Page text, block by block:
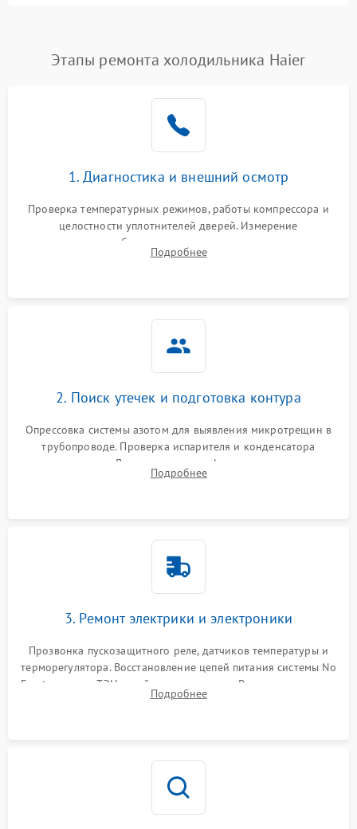
Поломка системы No Frost 2600 ₽ Подробнее →
работе
2000 ₽ Подробнее →
1000 ₽
1800 ₽
Этапы ремонта холодильника Haier
1. Диагностика и внешний осмотр
Проверка температурных режимов, работы компрессора и
целостности уплотнителей дверей. Измерение
сопротивления обмоток мотора, проверка термостата и
считывание кодов ошибок с электронного дисплея.
Подробнее
2. Поиск утечек и подготовка контура
Опрессовка системы азотом для выявления микротрещин в
трубопроводе. Проверка испарителя и конденсатора
течеискателем. Демонтаж старого фильтра-осушителя и
продувка капиллярной трубки для устранения засоров.
Подробнее
3. Ремонт электрики и электроники
Прозвонка пускозащитного реле, датчиков температуры и
терморегулятора. Восстановление цепей питания системы No
Frost, включая ТЭН оттайки и вентилятор. Ремонт или замена
платы управления при сбоях алгоритмов.
Подробнее